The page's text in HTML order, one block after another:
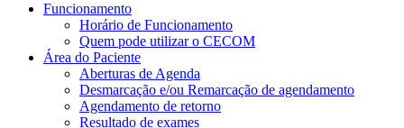
Funcionamento
Horário de Funcionamento
Quem pode utilizar o CECOM
Área do Paciente
Aberturas de Agenda
Desmarcação e/ou Remarcação de agendamento
Agendamento de retorno
Resultado de exames